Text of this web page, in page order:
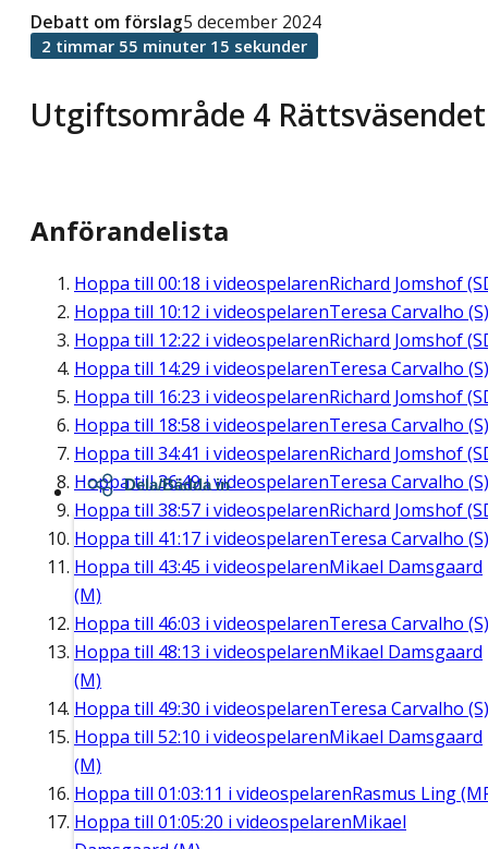
Utgiftsområde 4 Rättsväsendet
Debatt om förslag5 december 2024
2 timmar 55 minuter 15 sekunder
Anförandelista
Hoppa till 00:18 i videospelarenRichard Jomshof
Hoppa till 10:12 i videospelarenTeresa Carvalho (S)
Hoppa till 12:22 i videospelarenRichard Jomshof
Hoppa till 14:29 i videospelarenTeresa Carvalho (S)
Hoppa till 16:23 i videospelarenRichard Jomshof
Hoppa till 18:58 i videospelarenTeresa Carvalho (S)
Hoppa till 34:41 i videospelarenRichard Jomshof
Hoppa till36:49i videospelarenTeresa Carvalho (S)
Hoppa till 38:57 i videospelarenRichard Jomshof
Hoppa till 41:17 i videospelarenTeresa Carvalho (S)
Hoppa till 43:45 i videospelarenMikael Damsgaard
(M)
Hoppa till 46:03 i videospelarenTeresa Carvalho (S)
Hoppa till 48:13 i videospelarenMikael Damsgaard
(M)
Hoppa till 49:30 i videospelarenTeresa Carvalho (S)
Hoppa till 52:10 i videospelarenMikael Damsgaard
(M)
Hoppa till 01:03:11 i videospelarenRasmus Ling
Hoppa till 01:05:20 i videospelarenMikael
Dela/Bädda in